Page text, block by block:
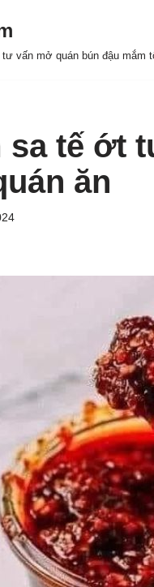
vấn mở quán bún đậu mắm
sa tế ớt
ăn